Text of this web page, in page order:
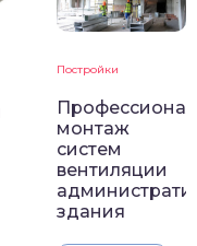
Постройки
монтаж
систем
вентиляции
здания